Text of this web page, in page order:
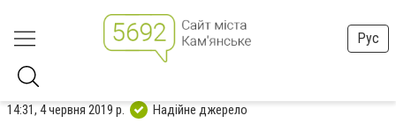
Рус
14:31, 4 червня 2019 р. Надійне джерело